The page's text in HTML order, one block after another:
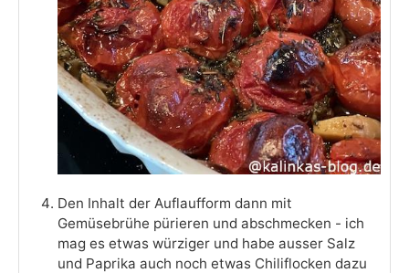
Den Inhalt der Auflaufform dann mit
Gemüsebrühe pürieren und abschmecken - ich
mag es etwas würziger und habe ausser Salz
und Paprika auch noch etwas Chiliflocken dazu